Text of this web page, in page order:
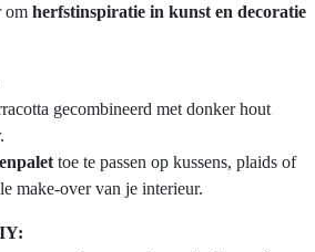
om herfstinspiratie in kunst en decoratie
gecombineerd met donker hout
toe te passen op kussens, plaids of
make-over van je interieur.